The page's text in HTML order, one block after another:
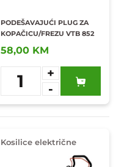
PODEŠAVAJUĆI PLUG ZA
KOPAČICU/FREZU VTB 852
58,00 KM
1
+
-
Dodaj u
omiljene
Kosilice električne